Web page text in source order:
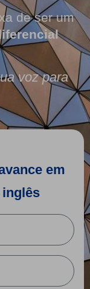
de ser um
voz para
em